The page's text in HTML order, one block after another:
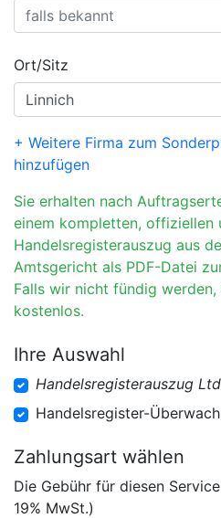
Ort/Sitz
+ Weitere Firma zum
hinzufügen
Sie erhalten nach
einem kompletten, offiziellen
Handelsregisterauszug aus
Amtsgericht als PDF-Datei
Falls wir nicht fündig
kostenlos.
Ihre Auswahl
Handelsregisterauszug
Handelsregister-
Zahlungsart wählen
Die Gebühr für diesen
19% MwSt.)